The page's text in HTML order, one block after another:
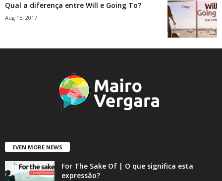
Qual a diferença entre Will e Going To?
Aug 15, 2017
EVEN MORE NEWS
For The Sake Of | O que significa esta
expressão?